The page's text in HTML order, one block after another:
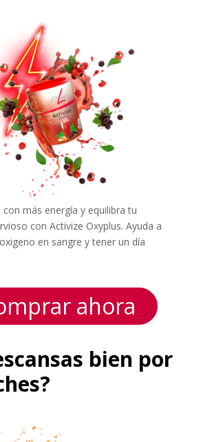
con más energía y equilibra tu
con Activize Oxyplus. Ayuda a
en sangre y tener un día
ahora
bien por